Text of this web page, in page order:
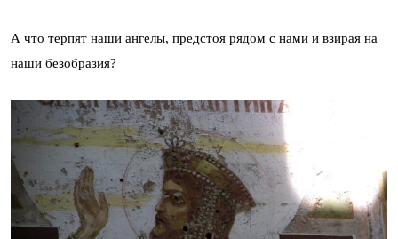
А что терпят наши ангелы, предстоя рядом с нами и взирая на
наши безобразия?